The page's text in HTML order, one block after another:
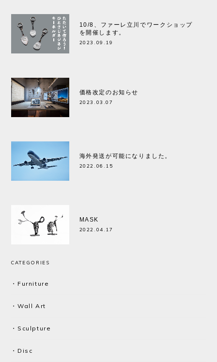
10/8、ファーレ立川でワークショップ
を開催します。
2023.09.19
価格改定のお知らせ
2023.03.07
海外発送が可能になりました。
2022.06.15
MASK
2022.04.17
CATEGORIES
・Furniture
・Wall Art
・Sculpture
・Disc